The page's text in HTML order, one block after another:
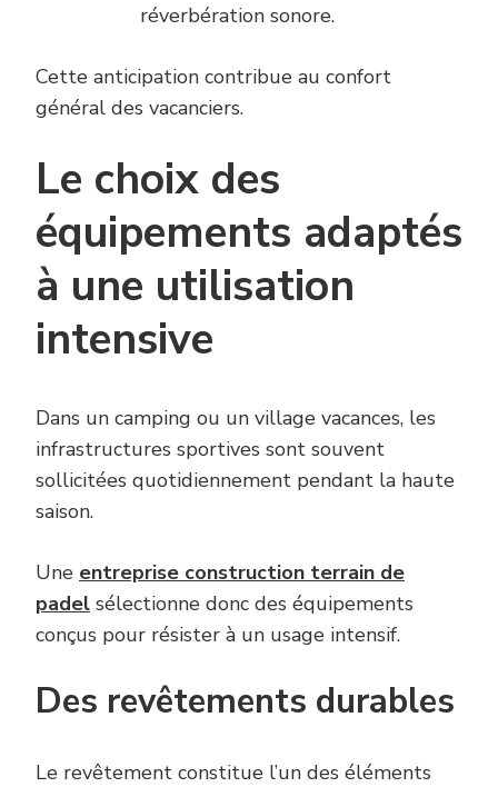
réverbération sonore.
Cette anticipation contribue au confort
général des vacanciers.
Le choix des
équipements adaptés
à une utilisation
intensive
Dans un camping ou un village vacances, les
infrastructures sportives sont souvent
sollicitées quotidiennement pendant la haute
saison.
Une entreprise construction terrain de
padel sélectionne donc des équipements
conçus pour résister à un usage intensif.
Des revêtements durables
Le revêtement constitue l’un des éléments